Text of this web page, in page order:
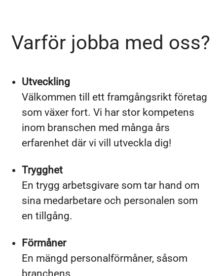
Varför jobba med oss?
Utveckling
Välkommen till ett framgångsrikt företag
som växer fort. Vi har stor kompetens
inom branschen med många års
erfarenhet där vi vill utveckla dig!
Trygghet
En trygg arbetsgivare som tar hand om
sina medarbetare och personalen som
en tillgång.
Förmåner
En mängd personalförmåner, såsom
branchens